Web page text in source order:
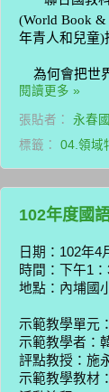
(World Book
年青人和兒童)
為何會把世
閱讀更多 »
張貼者： 永春
標籤： 04.領域
102年度國
日期：102年4
時間：下午1
地點：內埔國
示範教學單元
示範教學者：
評點教授：施
示範教學教材